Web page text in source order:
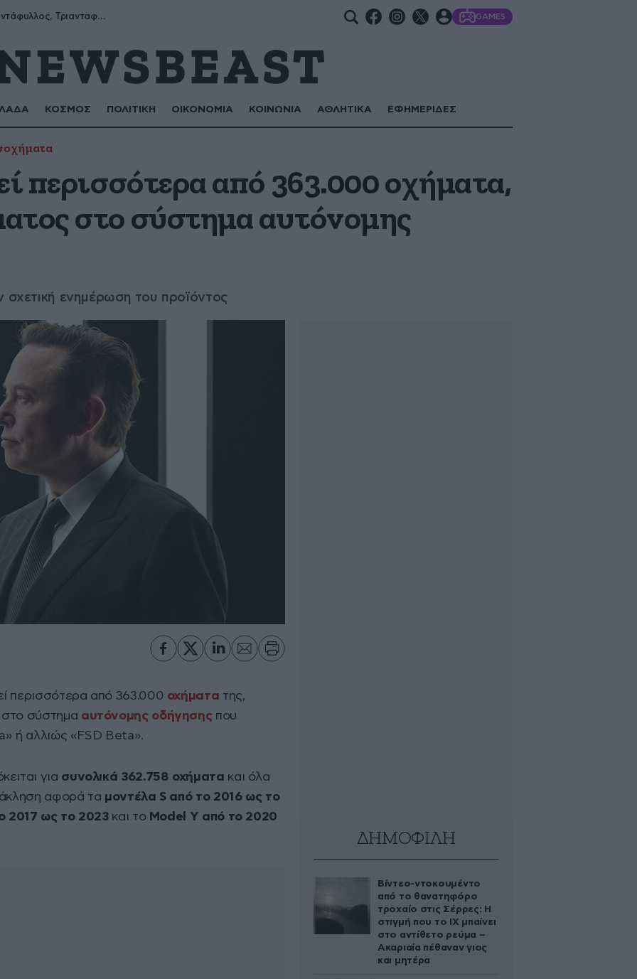
Μύρων, Τριαντάφυλλος, Τριανταφυλλιά, Φυλλιώ, Ρόζα GAMES
ΚΟΣΜΟΣ ΠΟΛΙΤΙΚΗ ΟΙΚΟΝΟΜΙΑ ΚΟΙΝΩΝΙΑ ΑΘΛΗΤΙΚΑ ΕΦΗΜΕΡΙΔΕΣ
περισσότερα από 363.000 οχήματα,
στο σύστημα αυτόνομης
σχετική ενημέρωση του προϊόντος
περισσότερα από 363.000 οχήματα της,
στο σύστημα αυτόνομης οδήγησηςπου
ή αλλιώς «FSD Beta».
για συνολικά 362.758 οχήματα και όλα
αφορά τα μοντέλα S από το 2016 ως το
2017 ως το 2023και το Model Y από το 2020
ΔΗΜΟΦΙΛΗ
Βίντεο-ντοκουμέντο
από το θανατηφόρο
τροχαίο στις Σέρρες: Η
στιγμή που το ΙΧ μπαίνει
στο αντίθετο ρεύμα –
Ακαριαία πέθαναν γιος
και μητέρα